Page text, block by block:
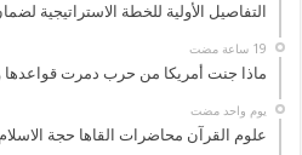
التفاصيل الأولية للخطة الاستراتيجية
ماذا جنت أمريكا من حرب دمرت قواعدها
‏يوم واحد مضت
علوم القرآن محاضرات القاها حجة